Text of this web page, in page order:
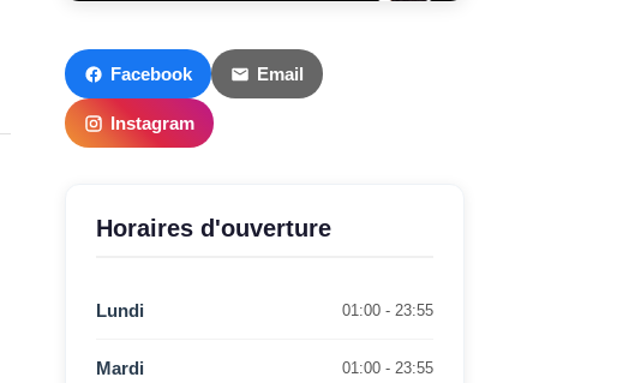
Facebook Email
Instagram
Horaires d'ouverture
Lundi 01:00 - 23:55
Mardi 01:00 - 23:55